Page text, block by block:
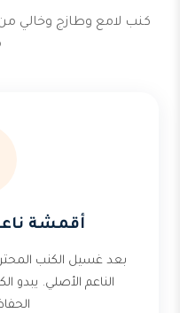
كنب لامع وطازج وخالي
أقمشة
بعد غسيل الكنب
الناعم الأصلي. يبدو